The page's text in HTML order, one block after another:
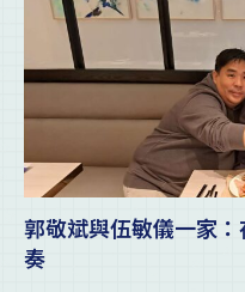
郭敬斌與伍敏儀一家
奏